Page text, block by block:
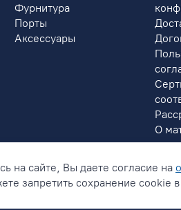
Фурнитура
Порты
Аксессуары
О
на сайте, Вы даете согласие на
запретить сохранение cookie